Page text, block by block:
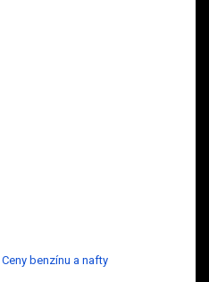
Ceny benzínu a nafty